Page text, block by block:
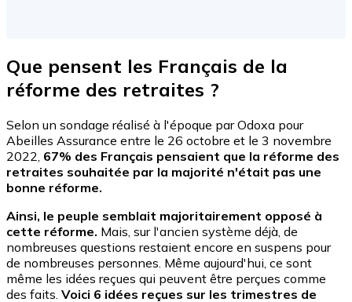
Que pensent les Français de la
réforme des retraites ?
Selon un sondage réalisé à l'époque par Odoxa pour
Abeilles Assurance entre le 26 octobre et le 3 novembre
2022, 67% des Français pensaient que la réforme des
retraites souhaitée par la majorité n'était pas une
bonne réforme.
Ainsi, le peuple semblait majoritairement opposé à
cette réforme. Mais, sur l'ancien système déjà, de
nombreuses questions restaient encore en suspens pour
de nombreuses personnes. Même aujourd'hui, ce sont
même les idées reçues qui peuvent être perçues comme
des faits. Voici 6 idées reçues sur les trimestres de